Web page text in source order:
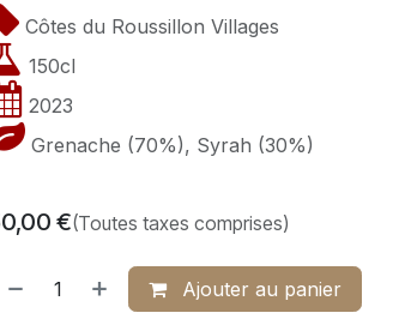
Côtes du Roussillon Villages
150cl
2023
Grenache (70%), Syrah (30%)
€(Toutes taxes comprises)
Ajouter au panier